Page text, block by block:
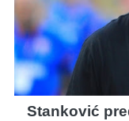
Stanković